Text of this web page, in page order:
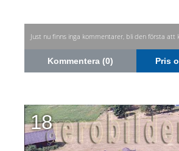
Just nu finns inga kommentarer, bli den första att
Kommentera (0) Pris
18